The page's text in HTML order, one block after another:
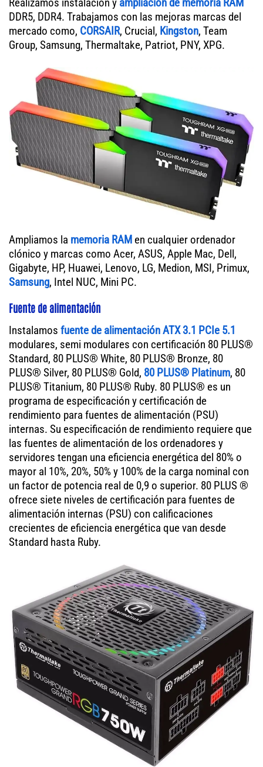
DDR5, DDR4. Trabajamos con las mejoras marcas del
mercado como, CORSAIR, Crucial, Kingston, Team
Group, Samsung, Thermaltake, Patriot, PNY, XPG.
Ampliamos la memoria RAM en cualquier ordenador
clónico y marcas como Acer, ASUS, Apple Mac, Dell,
Gigabyte, HP, Huawei, Lenovo, LG, Medion, MSI, Primux,
Samsung, Intel NUC, Mini PC.
Fuente de alimentación
Instalamos fuente de alimentación ATX 3.1 PCIe 5.1
modulares, semi modulares con certificación 80 PLUS®
Standard, 80 PLUS® White, 80 PLUS® Bronze, 80
PLUS® Silver, 80 PLUS® Gold, 80 PLUS® Platinum, 80
PLUS® Titanium, 80 PLUS® Ruby. 80 PLUS® es un
programa de especificación y certificación de
rendimiento para fuentes de alimentación (PSU)
internas. Su especificación de rendimiento requiere que
las fuentes de alimentación de los ordenadores y
servidores tengan una eficiencia energética del 80% o
mayor al 10%, 20%, 50% y 100% de la carga nominal con
un factor de potencia real de 0,9 o superior. 80 PLUS ®
ofrece siete niveles de certificación para fuentes de
alimentación internas (PSU) con calificaciones
crecientes de eficiencia energética que van desde
Standard hasta Ruby.